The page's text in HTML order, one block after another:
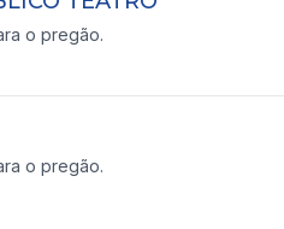
o pregão.
o pregão.